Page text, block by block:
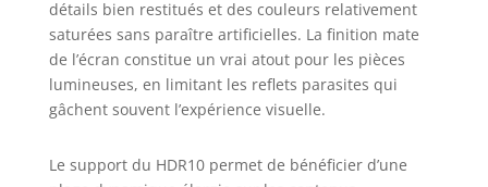
détails bien restitués et des couleurs relativement
saturées sans paraître artificielles. La finition mate
de l’écran constitue un vrai atout pour les pièces
lumineuses, en limitant les reflets parasites qui
gâchent souvent l’expérience visuelle.
Le support du HDR10 permet de bénéficier d’une